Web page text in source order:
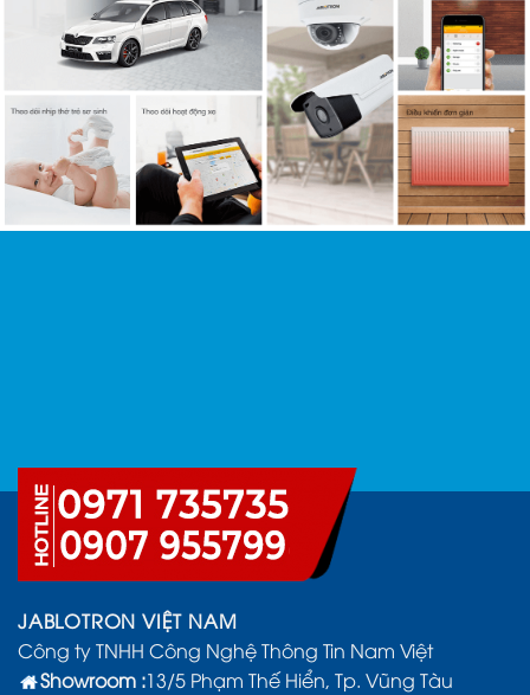
JABLOTRON VIỆT NAM
Công ty TNHH Công Nghệ Thông Tin Nam Việt
Showroom :13/5 Phạm Thế Hiển, Tp. Vũng Tàu